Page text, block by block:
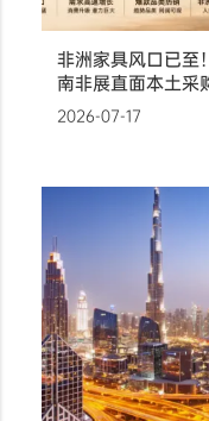
非洲家具风口已至
南非展直面本土采
2026-07-17